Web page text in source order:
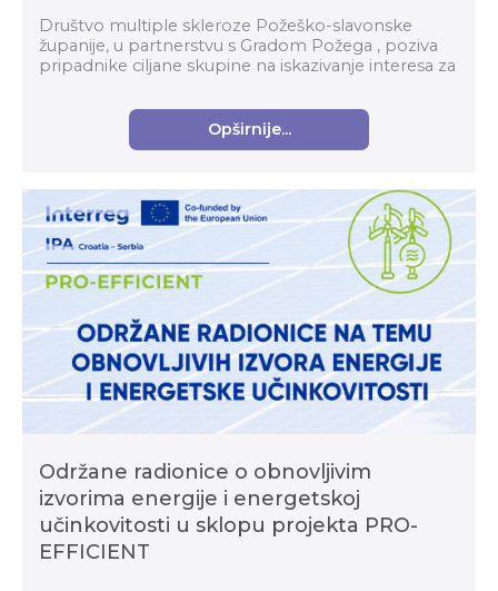
Društvo multiple skleroze Požeško-slavonske
županije, u partnerstvu s Gradom Požega , poziva
pripadnike ciljane skupine na iskazivanje interesa za
Opširnije...
Održane radionice o obnovljivim
izvorima energije i energetskoj
učinkovitosti u sklopu projekta PRO-
EFFICIENT